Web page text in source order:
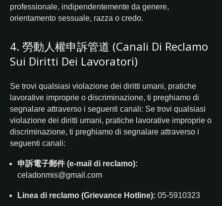
professionale, indipendentemente da genere,
orientamento sessuale, razza o credo.
4. 勞動人權申訴管道 (Canali Di Reclamo
Sui Diritti Dei Lavoratori)
Se trovi qualsiasi violazione dei diritti umani, pratiche
lavorative improprie o discriminazione, ti preghiamo di
segnalare attraverso i seguenti canali: Se trovi qualsiasi
violazione dei diritti umani, pratiche lavorative improprie o
discriminazione, ti preghiamo di segnalare attraverso i
seguenti canali:
申訴電子郵件 (e-mail di reclamo):
celadonmis@gmail.com
Linea di reclamo (Grievance Hotline): 05-5910323